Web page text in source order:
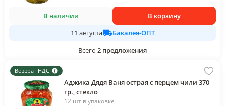
В наличии
В корзину
11 августа
Бакалея-ОПТ
Всего 2 предложения
Возврат НДС
Аджика Дядя Ваня острая с перцем чили 370
гр., стекло
12 шт в упаковке